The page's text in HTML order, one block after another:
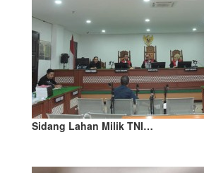
Sidang Lahan Milik TNI…